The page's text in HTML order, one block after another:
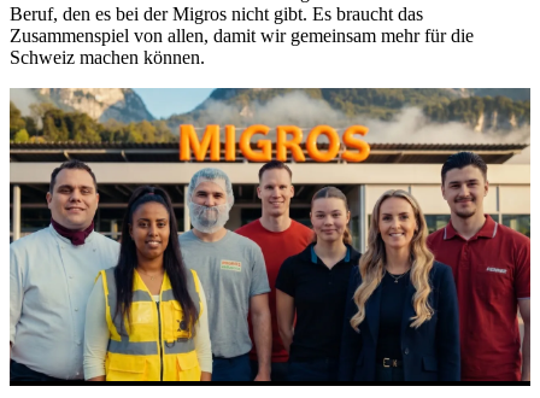
Beruf, den es bei der Migros nicht gibt. Es braucht das
Zusammenspiel von allen, damit wir gemeinsam mehr für die
Schweiz machen können.